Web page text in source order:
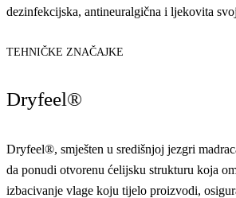
dezinfekcijska, antineuralgična i ljekovita
TEHNIČKE ZNAČAJKE
Dryfeel®
Dryfeel®, smješten u središnjoj jezgri
da ponudi otvorenu ćelijsku strukturu koja
izbacivanje vlage koju tijelo proizvodi,